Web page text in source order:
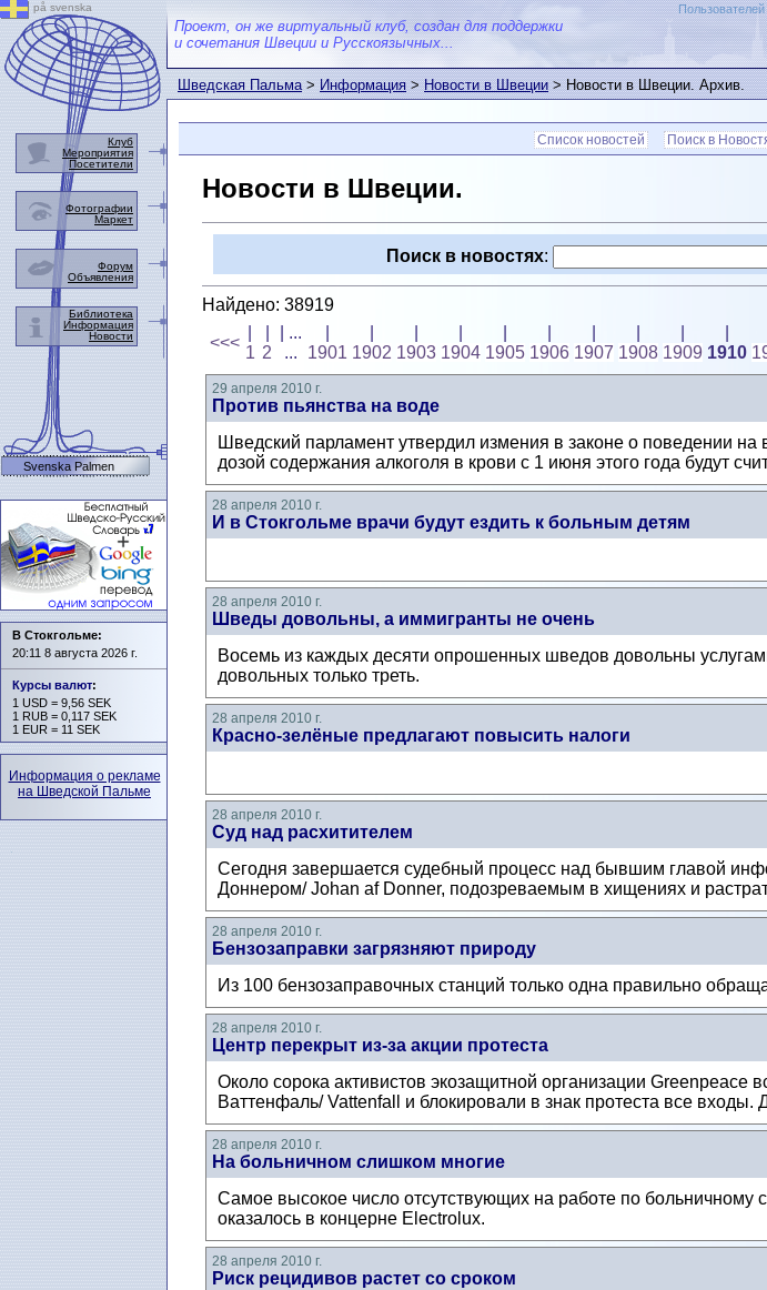
Проект, он же виртуальный клуб, создан для поддержки
и сочетания Швеции и Русскоязычных...
Шведская Пальма>Информация>Новости в Швеции> Новости в Швеции. Архив.
Список новостей Поиск в
Новости в Швеции.
Поиск в новостях:
Найдено: 38919
<<<
1 2
| ...
...
1901 1902 1903 1904 1905 1906 1907 1908 1909 1910
29 апреля 2010 г.
Против пьянства на воде
Шведский парламент утвердил измения в законе о поведении на
дозой содержания алкоголя в крови c 1 июня этого года будут
28 апреля 2010 г.
И в Стокгольме врачи будут ездить к больным детям
28 апреля 2010 г.
Шведы довольны, а иммигранты не очень
Восемь из каждых десяти опрошенных шведов довольны
довольных только треть.
28 апреля 2010 г.
Красно-зелёные предлагают повысить налоги
28 апреля 2010 г.
Суд над расхитителем
Сегодня завершается судебный процесс над бывшим главой
Доннером/ Johan af Donner, подозреваемым в хищениях и
28 апреля 2010 г.
Бензозаправки загрязняют природу
Из 100 бензозаправочных станций только одна правильно
28 апреля 2010 г.
Центр перекрыт из-за акции протеста
Около сорока активистов экозащитной организации Greenpeace
Ваттенфаль/ Vattenfall и блокировали в знак протеста все входы.
28 апреля 2010 г.
На больничном слишком многие
Самое высокое число отсутствующих на работе по больничному
оказалось в концерне Electrolux.
28 апреля 2010 г.
Риск рецидивов растет со сроком
på svenska
Клуб
Мероприятия
Посетители
Фотографии
Маркет
Форум
Объявления
Библиотека
Информация
Новости
Svenska Palmen
В Стокгольме:
20:11 8 августа 2026 г.
Курсы валют:
1 USD = 9,56 SEK
1 RUB = 0,117 SEK
1 EUR = 11 SEK
Информация о рекламе
на Шведской Пальме